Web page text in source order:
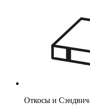
Откосы и